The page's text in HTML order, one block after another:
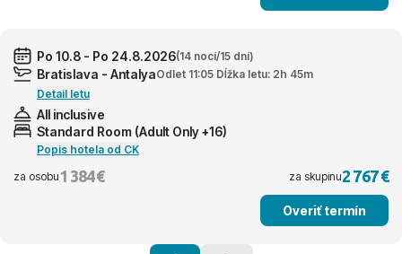
Po 10.8 - Po 24.8.2026(14 nocí/15 dní)
Bratislava - AntalyaOdlet 11:05 Dĺžka letu: 2h 45m
Detail letu
All inclusive
Standard Room (Adult Only +16)
Popis hotela od CK
za osobu 1 384 € za skupinu2 767 €
Overiť termín